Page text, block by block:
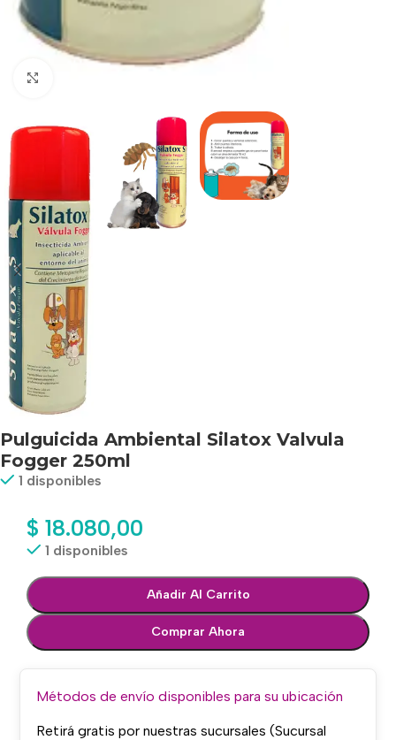
Pulguicida Ambiental Silatox Valvula
Fogger 250ml
1 disponibles
$ 18.080,00
1 disponibles
Añadir Al Carrito
Comprar Ahora
Métodos de envío disponibles para su ubicación
Retirá gratis por nuestras sucursales (Sucursal